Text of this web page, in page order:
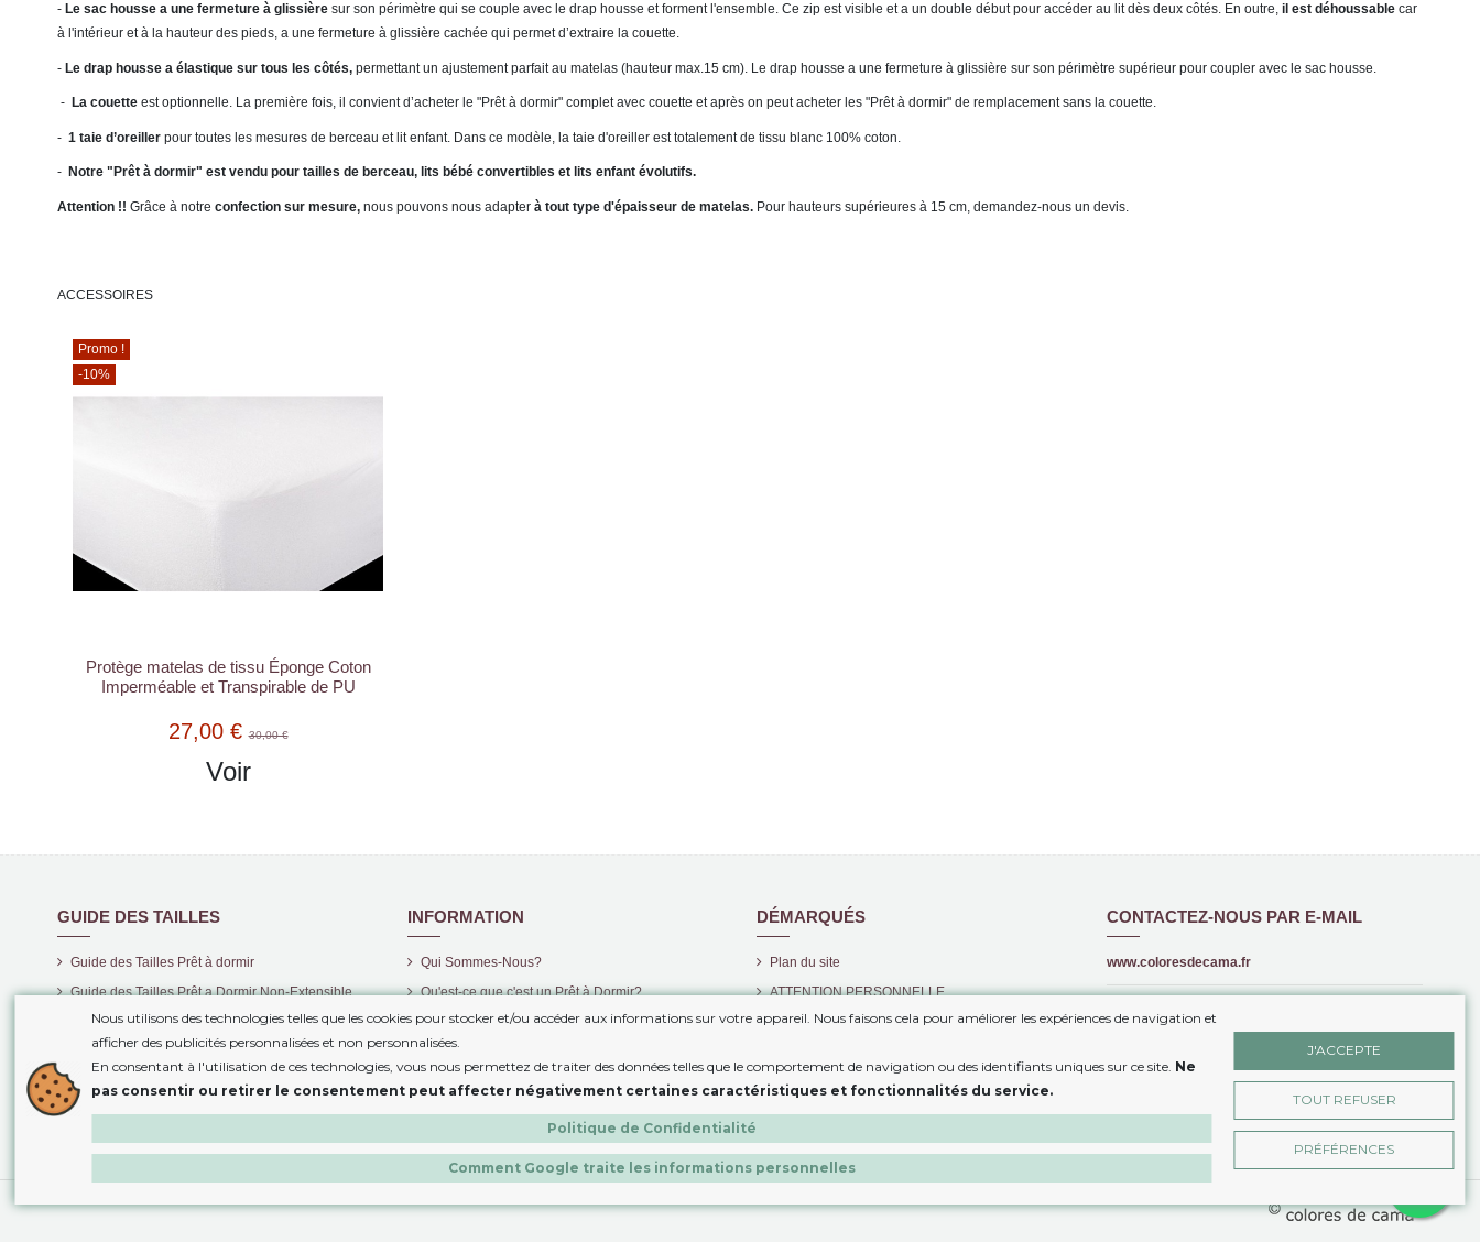
- Le sac housse a une fermeture à glissière sur son périmètre qui se couple avec le drap housse et forment l'ensemble. Ce zip est visible et a un double début pour accéder au lit dès deux côtés. En outre, il est déhoussable car
à l'intérieur et à la hauteur des pieds, a une fermeture à glissière cachée qui permet d’extraire la couette.
- Le drap housse a élastique sur tous les côtés, permettant un ajustement parfait au matelas (hauteur max.15 cm). Le drap housse a une fermeture à glissière sur son périmètre supérieur pour coupler avec le sac housse.
- La couette est optionnelle. La première fois, il convient d’acheter le "Prêt à dormir" complet avec couette et après on peut acheter les "Prêt à dormir" de remplacement sans la couette.
- 1 taie d’oreiller pour toutes les mesures de berceau et lit enfant. Dans ce modèle, la taie d'oreiller est totalement de tissu blanc 100% coton.
- Notre "Prêt à dormir" est vendu pour tailles de berceau, lits bébé convertibles et lits enfant évolutifs.
Attention !! Grâce à notre confection sur mesure, nous pouvons nous adapter à tout type d'épaisseur de matelas. Pour hauteurs supérieures à 15 cm, demandez-nous un devis.
ACCESSOIRES
Promo !
-10%
Protège matelas de tissu Éponge Coton
Imperméable et Transpirable de PU
27,00 €30,00 €
Voir
GUIDE DES TAILLES
Guide des Tailles Prêt à dormir
Guide des Tailles Prêt a Dormir Non-Extensible
Guide des Tailles Housses de Couette
INFORMATION
Qui Sommes-Nous?
Qu'est-ce que c'est un Prêt à Dormir?
Livraison
Frais de Port
Information Paiement Sécurisé
DÉMARQUÉS
Plan du site
ATTENTION PERSONNELLE
Nouveaux Produits
POLITIQUE EN MATIÈRE DE COOKIES
CONTACTEZ-NOUS PAR E-MAIL
www.coloresdecama.fr
info@coloresdecama.fr
Boutique on-line de Linge de Maison
Nous utilisons des technologies telles que les cookies pour stocker et/ou accéder aux informations sur votre appareil. Nous faisons cela pour améliorer les expériences de navigation et
afficher des publicités personnalisées et non personnalisées.
En consentant à l'utilisation de ces technologies, vous nous permettez de traiter des données telles que le comportement de navigation ou des identifiants uniques sur ce site. Ne
pas consentir ou retirer le consentement peut affecter négativement certaines caractéristiques et fonctionnalités du service.
Politique de Confidentialité
Comment Google traite les informations personnelles
J'ACCEPTE
TOUT REFUSER
PRÉFÉRENCES